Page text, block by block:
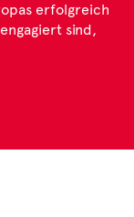
erfolgreich
sind,